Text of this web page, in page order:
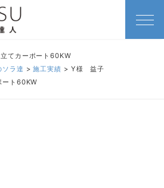
カーポート60KW
ソラ達 >施工実績 > Y様 益子
ト60KW